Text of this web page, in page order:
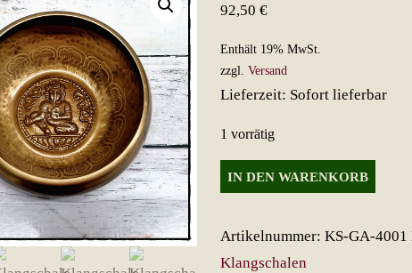
92,50 €
Enthält 19% MwSt.
zzgl. Versand
Lieferzeit: Sofort lieferbar
1 vorrätig
Klangschale
IN DEN WARENKORB
Artikelnummer: KS-GA-4001
Klangschalen